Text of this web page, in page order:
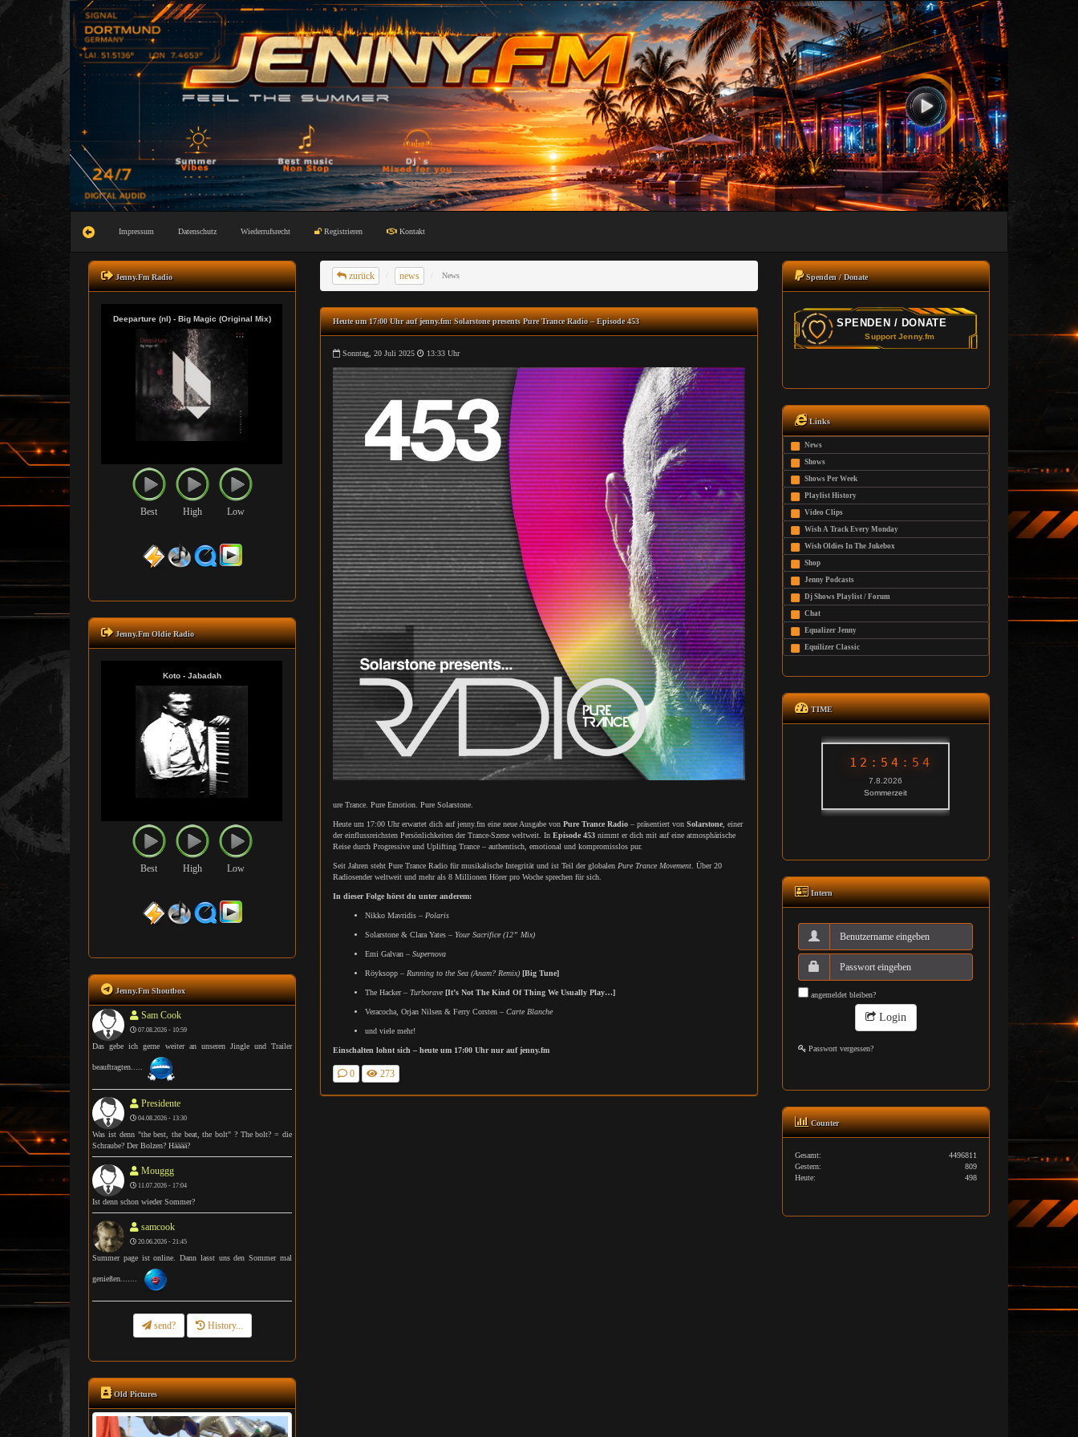
Impressum Datenschutz Wiederrufsrecht Registrieren Kontakt
Jenny.Fm Radio
Best High Low
Jenny.Fm Oldie Radio
Best High Low
Jenny.Fm Shoutbox
Sam Cook
07.08.2026 - 10:59
Das gebe ich gerne weiter an unseren Jingle und Trailer
beauftragten.....
Presidente
04.08.2026 - 13:30
Was ist denn "the best, the beat, the bolt" ? The bolt? = die
Schraube? Der Bolzen? Hääää?
Mouggg
11.07.2026 - 17:04
Ist denn schon wieder Sommer?
samcook
20.06.2026 - 21:45
Summer page ist online. Dann lasst uns den Sommer mal
genießen.......
send? History...
Old Pictures
zurück news News
Heute um 17:00 Uhr auf jenny.fm: Solarstone presents Pure Trance Radio – Episode 453
Sonntag, 20 Juli 2025 13:33 Uhr
ure Trance. Pure Emotion. Pure Solarstone.
Heute um 17:00 Uhr erwartet dich auf jenny.fm eine neue Ausgabe von Pure Trance Radio– präsentiert von Solarstone, einer
der einflussreichsten Persönlichkeiten der Trance-Szene weltweit. In Episode 453nimmt er dich mit auf eine atmosphärische
Reise durch Progressive und Uplifting Trance – authentisch, emotional und kompromisslos pur.
Seit Jahren steht Pure Trance Radio für musikalische Integrität und ist Teil der globalen Pure Trance Movement. Über 20
Radiosender weltweit und mehr als 8 Millionen Hörer pro Woche sprechen für sich.
In dieser Folge hörst du unter anderem:
Nikko Mavridis – Polaris
Solarstone & Clara Yates – Your Sacrifice (12” Mix)
Emi Galvan – Supernova
Röyksopp – Running to the Sea (Anam? Remix) [Big Tune]
The Hacker – Turborave [It’s Not The Kind Of Thing We Usually Play…]
Veracocha, Orjan Nilsen & Ferry Corsten – Carte Blanche
und viele mehr!
Einschalten lohnt sich – heute um 17:00 Uhr nur auf jenny.fm
0 273
Spenden / Donate
Links
News
Shows
Shows Per Week
Playlist History
Video Clips
Wish A Track Every Monday
Wish Oldies In The Jukebox
Shop
Jenny Podcasts
Dj Shows Playlist / Forum
Chat
Equalizer Jenny
Equilizer Classic
TIME
Intern
angemeldet bleiben?
Login
Passwort vergessen?
Counter
Gesamt:
4496811
Gestern:
809
Heute:
498